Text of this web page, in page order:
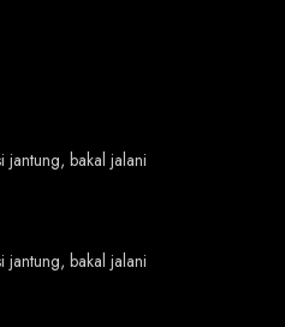
jantung, bakal jalani
jantung, bakal jalani